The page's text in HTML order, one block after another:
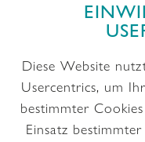
Diese Website
Usercentrics, um
bestimmter
Einsatz